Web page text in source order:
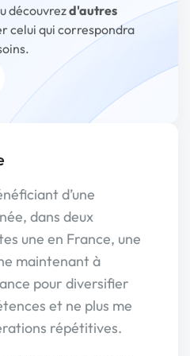
découvrezd'autres
celui qui correspondra
d’une
dans deux
une en France, une
maintenant à
pour diversifier
et ne plus me
répétitives.